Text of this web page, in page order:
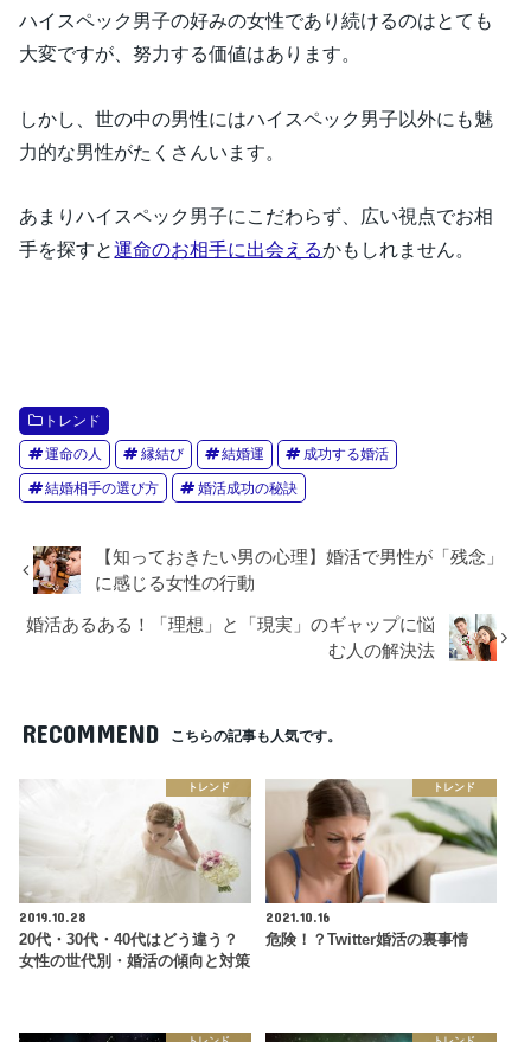
ハイスペック男子の好みの女性であり続けるのはとても
大変ですが、努力する価値はあります。
しかし、世の中の男性にはハイスペック男子以外にも魅
力的な男性がたくさんいます。
あまりハイスペック男子にこだわらず、広い視点でお相
手を探すと運命のお相手に出会えるかもしれません。
トレンド
運命の人 縁結び 結婚運 成功する婚活
結婚相手の選び方 婚活成功の秘訣
【知っておきたい男の心理】婚活で男性が「残念」
に感じる女性の行動
婚活あるある！「理想」と「現実」のギャップに悩
む人の解決法
RECOMMEND こちらの記事も人気です。
トレンド
2019.10.28
20代・30代・40代はどう違う？
女性の世代別・婚活の傾向と対策
トレンド
2021.10.16
危険！？Twitter婚活の裏事情